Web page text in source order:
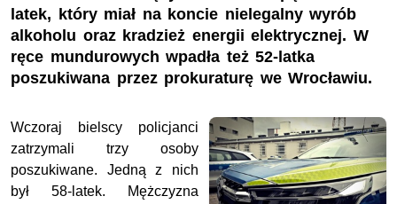
latek, który miał na koncie nielegalny wyrób
alkoholu oraz kradzież energii elektrycznej. W
ręce mundurowych wpadła też 52-latka
poszukiwana przez prokuraturę we Wrocławiu.
Wczoraj bielscy policjanci
zatrzymali trzy osoby
poszukiwane. Jedną z nich
był 58-latek. Mężczyzna